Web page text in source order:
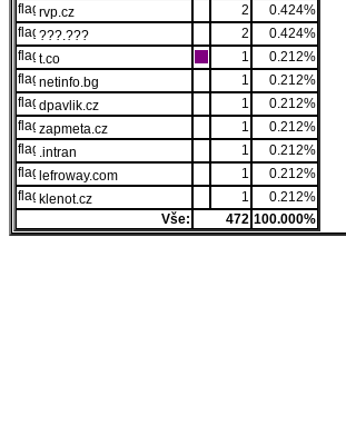
rvp.cz
2
0.424%
???.???
2
0.424%
t.co
1
0.212%
netinfo.bg
1
0.212%
dpavlik.cz
1
0.212%
zapmeta.cz
1
0.212%
.intran
1
0.212%
lefroway.com
1
0.212%
klenot.cz
1
0.212%
Vše:
472 100.000%